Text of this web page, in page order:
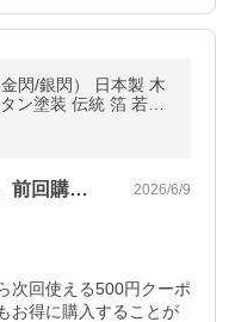
閃/銀閃） 日本製 木
ン塗装 伝統 箔 若狭
新築 父 母 長寿 敬老
とても上品で素敵なお箸です。前回購入し… 2026/6/9
次回使える500円クーポ
お得に購入することが